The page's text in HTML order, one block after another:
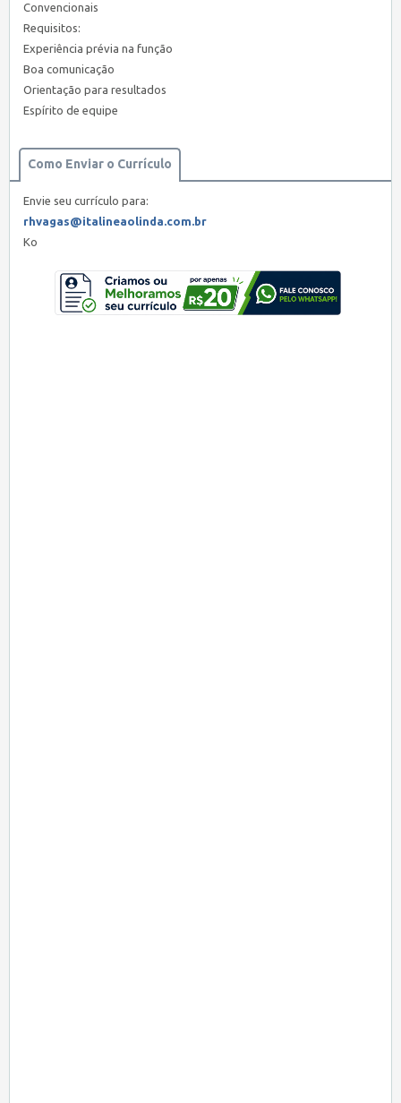
Convencionais
Requisitos:
Experiência prévia na função
Boa comunicação
Orientação para resultados
Espírito de equipe
Como Enviar o Currículo
Envie seu currículo para:
rhvagas@italineaolinda.com.br
Ко